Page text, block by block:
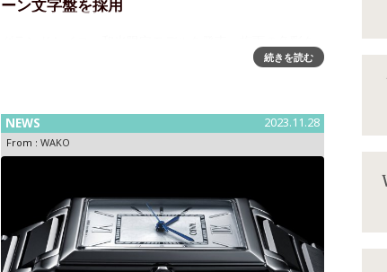
ーン文字盤を採用
表現した自動巻メカニカルハイビートウオッチ株式会社
日(木)より販売、本日5月9日(
続きを読む
NEWS 2023.11.28
From : WAKO